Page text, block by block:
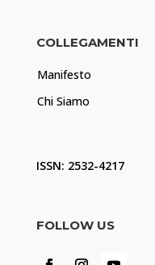
COLLEGAMENTI
Manifesto
Chi Siamo
ISSN: 2532-4217
FOLLOW US